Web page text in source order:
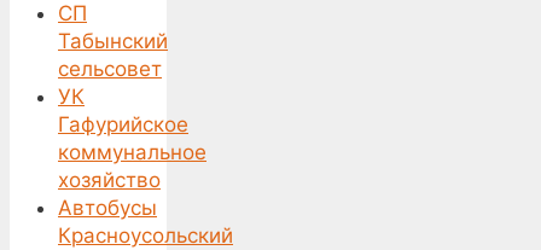
СП
Табынский
сельсовет
УК
Гафурийское
коммунальное
хозяйство
Автобусы
Красноусольский